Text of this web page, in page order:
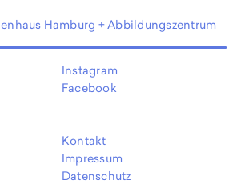
Hamburg + Abbildungszentrum
Instagram
Facebook
Kontakt
Impressum
Datenschutz